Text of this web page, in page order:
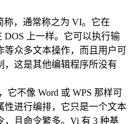
称，通常称之为 VI。它在
DOS 上一样。它可以执行输
等众多文本操作，而且用户可
，这是其他编辑程序所没有
它不像 Word 或 WPS 那样可
性进行编排，它只是一个文本
且命令繁多。Vi 有 3 种基